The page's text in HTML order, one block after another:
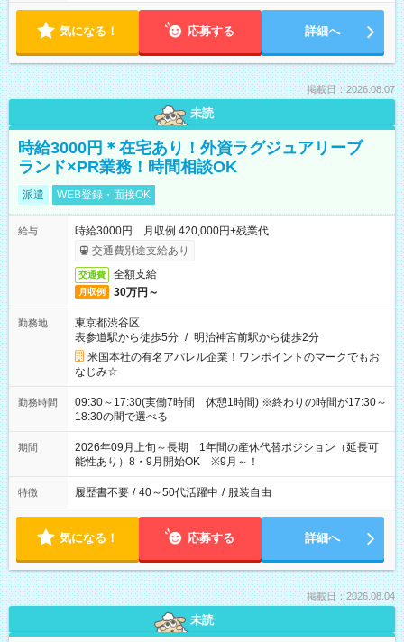
気になる！ 応募する 詳細へ
掲載日：2026.08.07
未読
時給3000円＊在宅あり！外資ラグジュアリーブ
ランド×PR業務！時間相談OK
派遣 WEB登録・面接OK
給与
時給3000円 月収例 420,000円+残業代
交通費別途支給あり
交通費 全額支給
月収例 30万円～
勤務地
東京都渋谷区
表参道駅から徒歩5分 / 明治神宮前駅から徒歩2分
米国本社の有名アパレル企業！ワンポイントのマークでもお
なじみ☆
勤務時間
09:30～17:30(実働7時間 休憩1時間) ※終わりの時間が17:30～
18:30の間で選べる
期間
2026年09月上旬～長期 1年間の産休代替ポジション（延長可
能性あり）8・9月開始OK ※9月～！
特徴 履歴書不要 / 40～50代活躍中 / 服装自由
気になる！ 応募する 詳細へ
掲載日：2026.08.04
未読